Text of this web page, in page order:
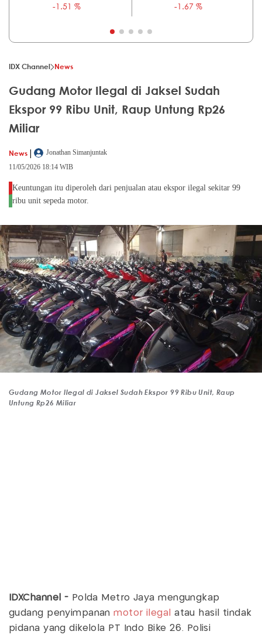
-1.51 %
-1.67 %
IDX Channel News
Gudang Motor Ilegal di Jaksel Sudah
Ekspor 99 Ribu Unit, Raup Untung Rp26
Miliar
News |
Jonathan Simanjuntak
11/05/2026 18:14 WIB
Keuntungan itu diperoleh dari penjualan atau ekspor ilegal sekitar 99
ribu unit sepeda motor.
Gudang Motor Ilegal di Jaksel Sudah Ekspor 99 Ribu Unit, Raup
Untung Rp26 Miliar
IDXChannel - Polda Metro Jaya mengungkap
gudang penyimpanan motor ilegal
atau hasil tindak
pidana yang dikelola PT Indo Bike 26. Polisi